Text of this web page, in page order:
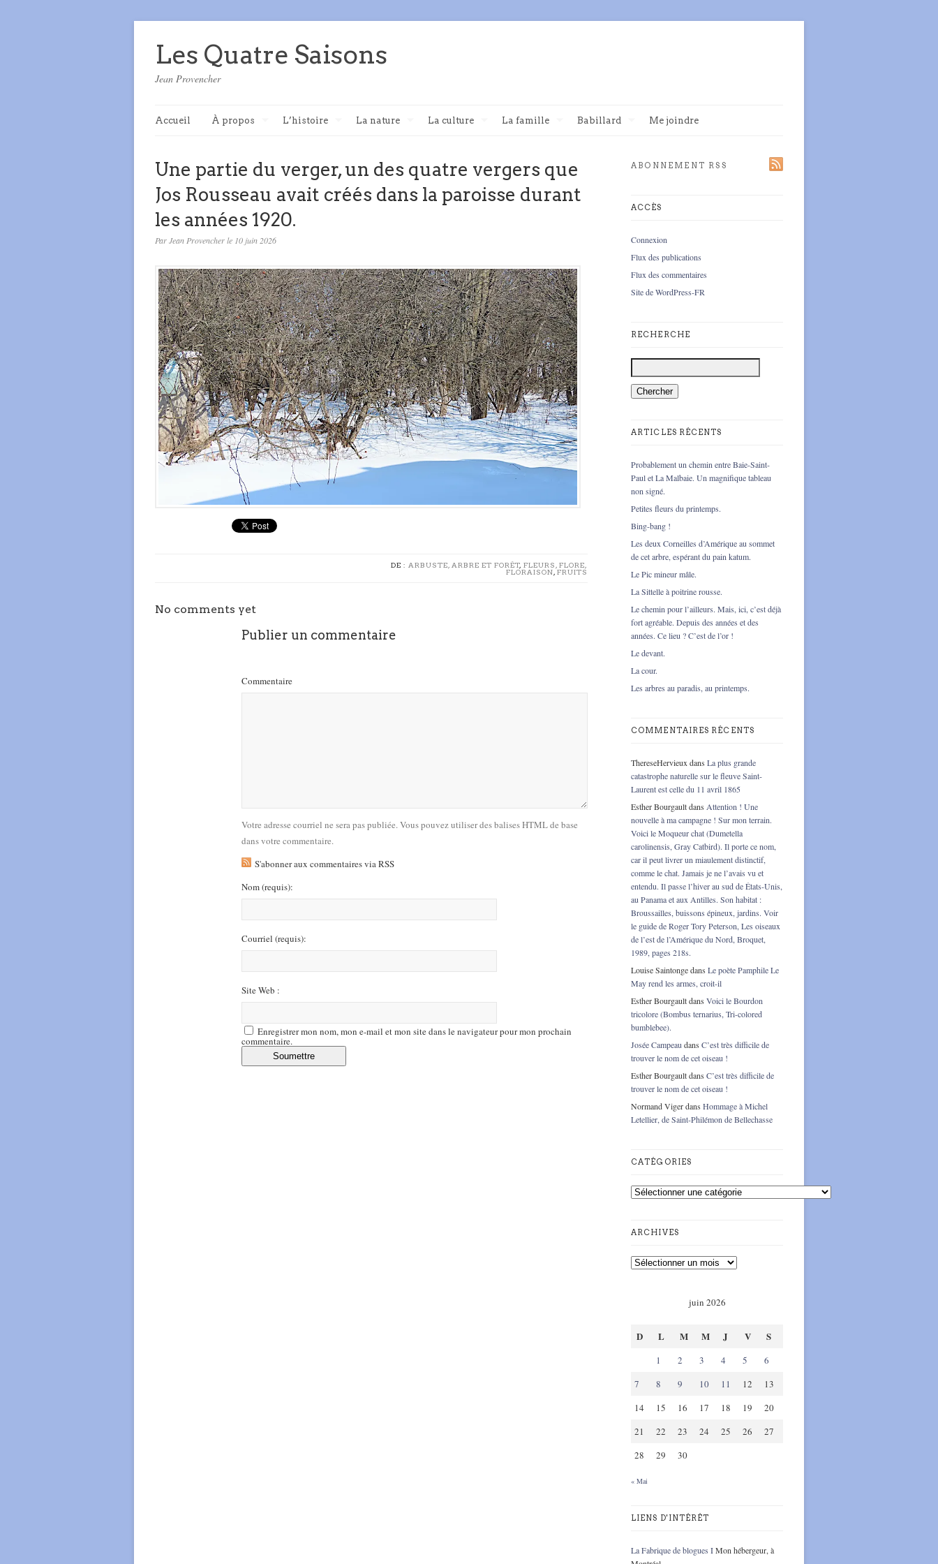
Les Quatre Saisons
Jean Provencher
Accueil À propos L’histoire La nature La culture La famille Babillard Me joindre
Une partie du verger, un des quatre vergers que
Jos Rousseau avait créés dans la paroisse durant
les années 1920.
Par Jean Provencher le 10 juin 2026
DE : ARBUSTE, ARBRE ET FORÊT, FLEURS, FLORE,
FLORAISON,FRUITS
No comments yet
Publier un commentaire
Commentaire
Votre adresse courriel ne sera pas publiée. Vous pouvez utiliser des balises HTML de base
dans votre commentaire.
S'abonner aux commentaires via RSS
Nom(requis):
Courriel (requis):
Site Web :
Enregistrer mon nom, mon e-mail et mon site dans le navigateur pour mon prochain
commentaire.
ABONNEMENT RSS
ACCÈS
Connexion
Flux des publications
Flux des commentaires
Site de WordPress-FR
RECHERCHE
ARTICLES RÉCENTS
Probablement un chemin entre Baie-Saint-
Paul et La Malbaie. Un magnifique tableau
non signé.
Petites fleurs du printemps.
Bing-bang !
Les deux Corneilles d’Amérique au sommet
de cet arbre, espérant du pain katum.
Le Pic mineur mâle.
La Sittelle à poitrine rousse.
Le chemin pour l’ailleurs. Mais, ici, c’est déjà
fort agréable. Depuis des années et des
années. Ce lieu ? C’est de l’or !
Le devant.
La cour.
Les arbres au paradis, au printemps.
COMMENTAIRES RÉCENTS
ThereseHervieux dans La plus grande
catastrophe naturelle sur le fleuve Saint-
Laurent est celle du 11 avril 1865
Esther Bourgaultdans Attention ! Une
nouvelle à ma campagne ! Sur mon terrain.
Voici le Moqueur chat (Dumetella
carolinensis, Gray Catbird). Il porte ce nom,
car il peut livrer un miaulement distinctif,
comme le chat. Jamais je ne l’avais vu et
entendu. Il passe l’hiver au sud de États-Unis,
au Panama et aux Antilles. Son habitat :
Broussailles, buissons épineux, jardins. Voir
le guide de Roger Tory Peterson, Les oiseaux
de l’est de l’Amérique du Nord, Broquet,
1989, pages 218s.
Louise Saintongedans Le poète Pamphile Le
May rend les armes, croit-il
Esther Bourgaultdans Voici le Bourdon
tricolore (Bombus ternarius, Tri-colored
bumblebee).
Josée Campeau dans C’est très difficile de
trouver le nom de cet oiseau !
Esther Bourgaultdans C’est très difficile de
trouver le nom de cet oiseau !
Normand Vigerdans Hommage à Michel
Letellier, de Saint-Philémon de Bellechasse
CATÉGORIES
ARCHIVES
juin 2026
D L M M J V S
1 2 3 4 5
6
7
8 9 10 11 12
13
14
15 16 17 18 19
20
21
22 23 24 25 26
27
28
29 30
« Mai
LIENS D'INTÉRÊT
La Fabrique de blogues IMon hébergeur, à